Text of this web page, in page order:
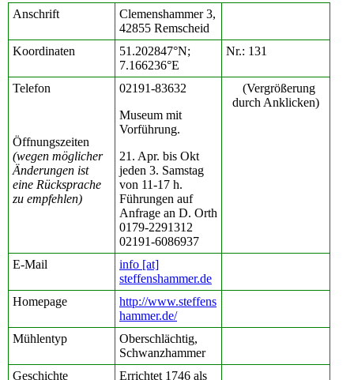
Anschrift
Clemenshammer 3,
42855 Remscheid
Koordinaten
51.202847°N;
7.166236°E
Nr.: 131
Telefon
Öffnungszeiten
(wegen möglicher
Änderungen ist
eine Rücksprache
zu empfehlen)
02191-83632
Museum mit
Vorführung.
21. Apr. bis Okt
jeden 3. Samstag
von 11-17 h.
Führungen auf
Anfrage an D. Orth
0179-2291312
02191-6086937
(Vergrößerung
durch Anklicken)
E-Mail
info [at]
steffenshammer.de
Homepage
http://www.steffens
hammer.de/
Mühlentyp
Oberschlächtig,
Schwanzhammer
Geschichte
Errichtet 1746 als